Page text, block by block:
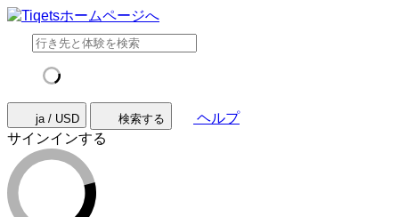
ja / USD 検索する
ヘルプ
サインインする